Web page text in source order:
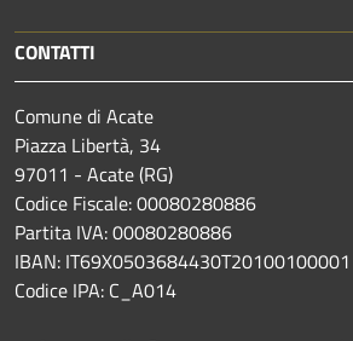
CONTATTI
Comune di Acate
Piazza Libertà, 34
97011 - Acate (RG)
Codice Fiscale: 00080280886
Partita IVA: 00080280886
IBAN: IT69X0503684430T20100100001
Codice IPA: C_A014